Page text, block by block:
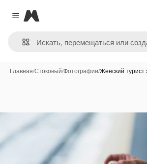
Close menu
Magnific
Главная/Стоковый/Фотографии/Женский